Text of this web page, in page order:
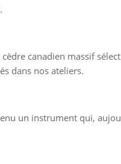
canadien massif
dans nos ateliers.
un instrument qui,